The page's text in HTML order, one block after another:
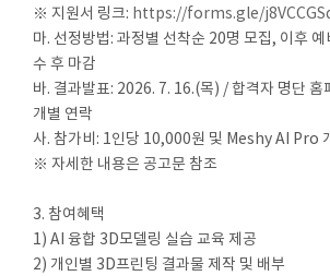
※ 지원서 링크: https://forms.gle/
마. 선정방법: 과정별 선착순 20명 모집, 이후 예
수 후 마감
바. 결과발표: 2026. 7. 16.(목) / 합격자 명단 홈
개별 연락
사. 참가비: 1인당 10,000원 및 Meshy AI Pro
※ 자세한 내용은 공고문 참조
3. 참여혜택
1) AI 융합 3D모델링 실습 교육 제공
2) 개인별 3D프린팅 결과물 제작 및 배부